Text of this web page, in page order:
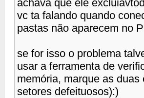
achava que ele
vc ta falando quando
pastas não aparecem no
se for isso o problema
usar a ferramenta de
memória, marque as
setores defeituosos):)